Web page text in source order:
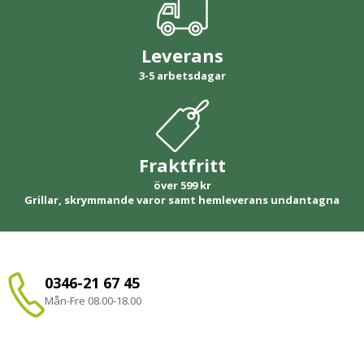
Leverans
3-5 arbetsdagar
Fraktfritt
över 599 kr
Grillar, skrymmande varor samt hemleverans undantagna
0346-21 67 45
Mån-Fre 08.00-18.00